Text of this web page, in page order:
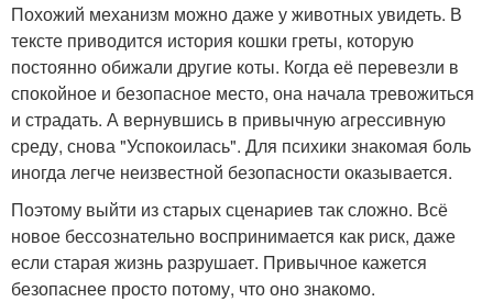
Похожий механизм можно даже у животных увидеть. В
тексте приводится история кошки греты, которую
постоянно обижали другие коты. Когда её перевезли в
спокойное и безопасное место, она начала тревожиться
и страдать. А вернувшись в привычную агрессивную
среду, снова "Успокоилась". Для психики знакомая боль
иногда легче неизвестной безопасности оказывается.
Поэтому выйти из старых сценариев так сложно. Всё
новое бессознательно воспринимается как риск, даже
если старая жизнь разрушает. Привычное кажется
безопаснее просто потому, что оно знакомо.